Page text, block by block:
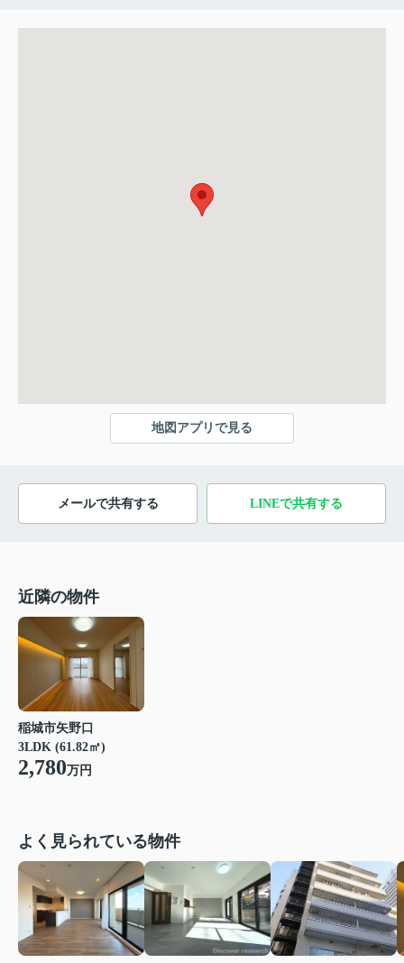
地図アプリで見る
メールで共有する LINEで共有する
近隣の物件
稲城市矢野口
3LDK (61.82㎡)
2,780万円
よく見られている物件